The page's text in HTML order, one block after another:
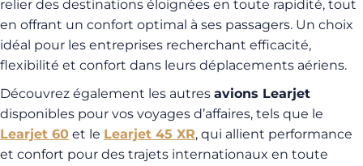
relier des destinations éloignées en toute rapidité, tout
en offrant un confort optimal à ses passagers. Un choix
idéal pour les entreprises recherchant efficacité,
flexibilité et confort dans leurs déplacements aériens.
Découvrez également les autres avions Learjet
disponibles pour vos voyages d’affaires, tels que le
Learjet 60 et le Learjet 45 XR, qui allient performance
et confort pour des trajets internationaux en toute